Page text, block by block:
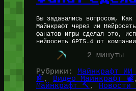
Вы задавались вопросом, Как
Майнкрафт через ии
фанатов игры сделал это,
нейросеть GPT5.4 от
Майнкрафт получился с
2 минуты
Рубрики: Майнкрафт ИИ
🤖 , Видео Майнкрафт 📽️
Майнкрафт 🔨 , Новости